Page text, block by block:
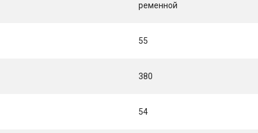
ременной
55
380
54